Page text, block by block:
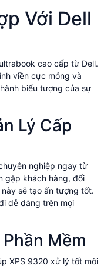
Với Dell
cao cấp từ Dell.
viền cực mỏng và
biểu tượng của sự
Lý Cấp
nghiệp ngay từ
gặp khách hàng, đối
sẽ tạo ấn tượng tốt.
dễ dàng trên mọi
Mềm
XPS 9320 xử lý tốt môi